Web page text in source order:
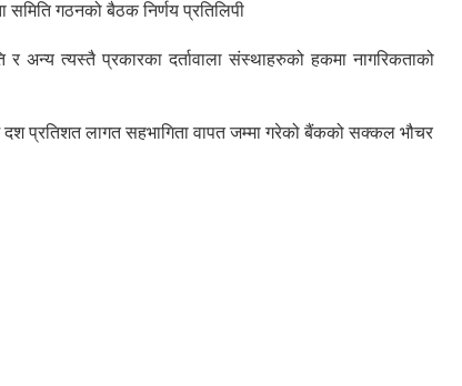
गठनको बैठक निर्णय प्रतिलिपी
र अन्य त्यस्तै प्रकारका दर्तावाला संस्थाहरुको हकमा नागरिकताको
प्रतिशत लागत सहभागिता वापत जम्मा गरेको बैंकको सक्कल भौचर